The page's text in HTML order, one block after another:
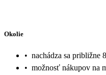
Okolie
• nachádza sa približne
• možnosť nákupov na